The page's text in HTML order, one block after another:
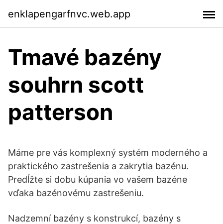
enklapengarfnvc.web.app
Tmavé bazény
souhrn scott
patterson
Máme pre vás komplexný systém moderného a
praktického zastrešenia a zakrytia bazénu.
Predĺžte si dobu kúpania vo vašem bazéne
vďaka bazénovému zastrešeniu.
Nadzemní bazény s konstrukcí, bazény s